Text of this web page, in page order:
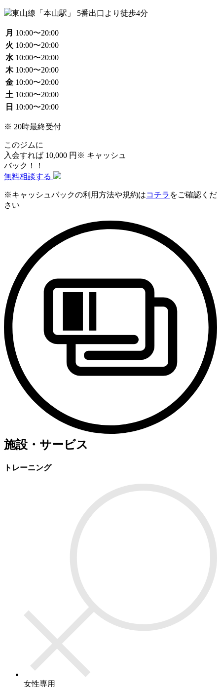
東山線「本山駅」 5番出口より徒歩4分
月 10:00〜20:00
火 10:00〜20:00
水 10:00〜20:00
木 10:00〜20:00
金 10:00〜20:00
土 10:00〜20:00
日 10:00〜20:00
※ 20時最終受付
このジムに
入会すれば 10,000 円 ※ キャッシュ
バック！！
無料相談する
※キャッシュバックの利用方法や規約はコチラ をご確認くだ
さい
施設・サービス
トレーニング
女性専用